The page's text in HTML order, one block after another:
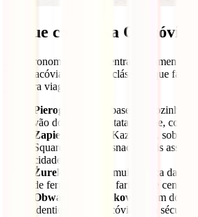
O que comer na Cracóvia?
A gastronomia também entra diretamente
Em Cracóvia, há quatro clássicos que
primeira viagem.
Pierogi
: uma das bases da cozinha
vão do queijo e batata à carne,
Zapiekanka
: em Kazimierz,
Square, é um dos snacks mais
cidade;
Żurek
: uma sopa muito típica da
de fermentação de farinha de centeio;
Obwarzanek krakowski
: um dos
identidade de Cracóvia, com séculos